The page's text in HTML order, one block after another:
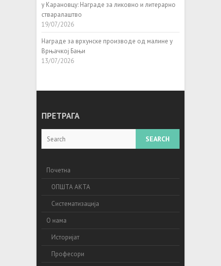
у Карановцу: Награде за ликовно и литерарно
стваралаштво
19/07/2026
Награде за врхунске производе од малине у
Врњачкој Бањи
13/07/2026
ПРЕТРАГА
Почетна
ОПШТА АКТА
Систематизација
О нама
Историјат
Професори